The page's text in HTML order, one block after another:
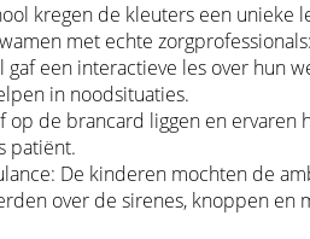
kregen de kleuters een unieke
met echte
een interactieve les over hun
in noodsituaties.
op de brancard liggen en ervaren
patiënt.
De kinderen mochten de
over de sirenes, knoppen en